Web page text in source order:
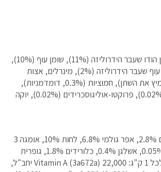
הרכב: אפונה צהובה (25%), ביצים (12%), אפונה ירוקה (12%), חלבון הודו שעבר הידרוליזה (11%), שומן עוף (10%),
כוסמת, פולפת תפוחי עץ, נתרן כלוריד (3%), שמן סלמון (3%), כבד עוף שעבר הידרוליזה (2%), מינרלים, אצות
מיובשות (0.5%, אסקופילום נודסום), סידן סולפט (0.4%, חומר המחמיץ את השתן), חמוציות (0.3%, דומדמניות),
תמצית שמרים (מקור למנאן- אוליגוסכרידים, 0.022%), β-גלוקנים (0.02%), פרוקטו-אוליגוסכרידים (0.02%), יוקה
הרכב תזונתי: חלבון גולמי 19.0%, תכולת שומן 16.0%, סיבים גולמיים 2.8%, אפר גולמי 6.8%, לחות 10%, אומגה 3
0.8%, אומגה 6 2.3%, סידן 0.6%, זרחן 0.4%, נתרן 1.2%, מגנזיום 0.05%, אשלגן 0.4%, כלורידים 1.8%, גופרית
0.25%, הידרוקסיפרולין 0.26%, L- מתיונין 0.8%. תוספים תזונתיים לכל 1 ק"ג: Vitamin A (3a672a) 22,000 יחב"ל,